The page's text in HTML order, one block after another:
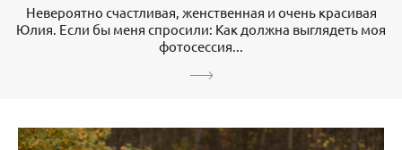
Невероятно счастливая, женственная и очень красивая
Юлия. Если бы меня спросили: Как должна выглядеть моя
фотосессия...